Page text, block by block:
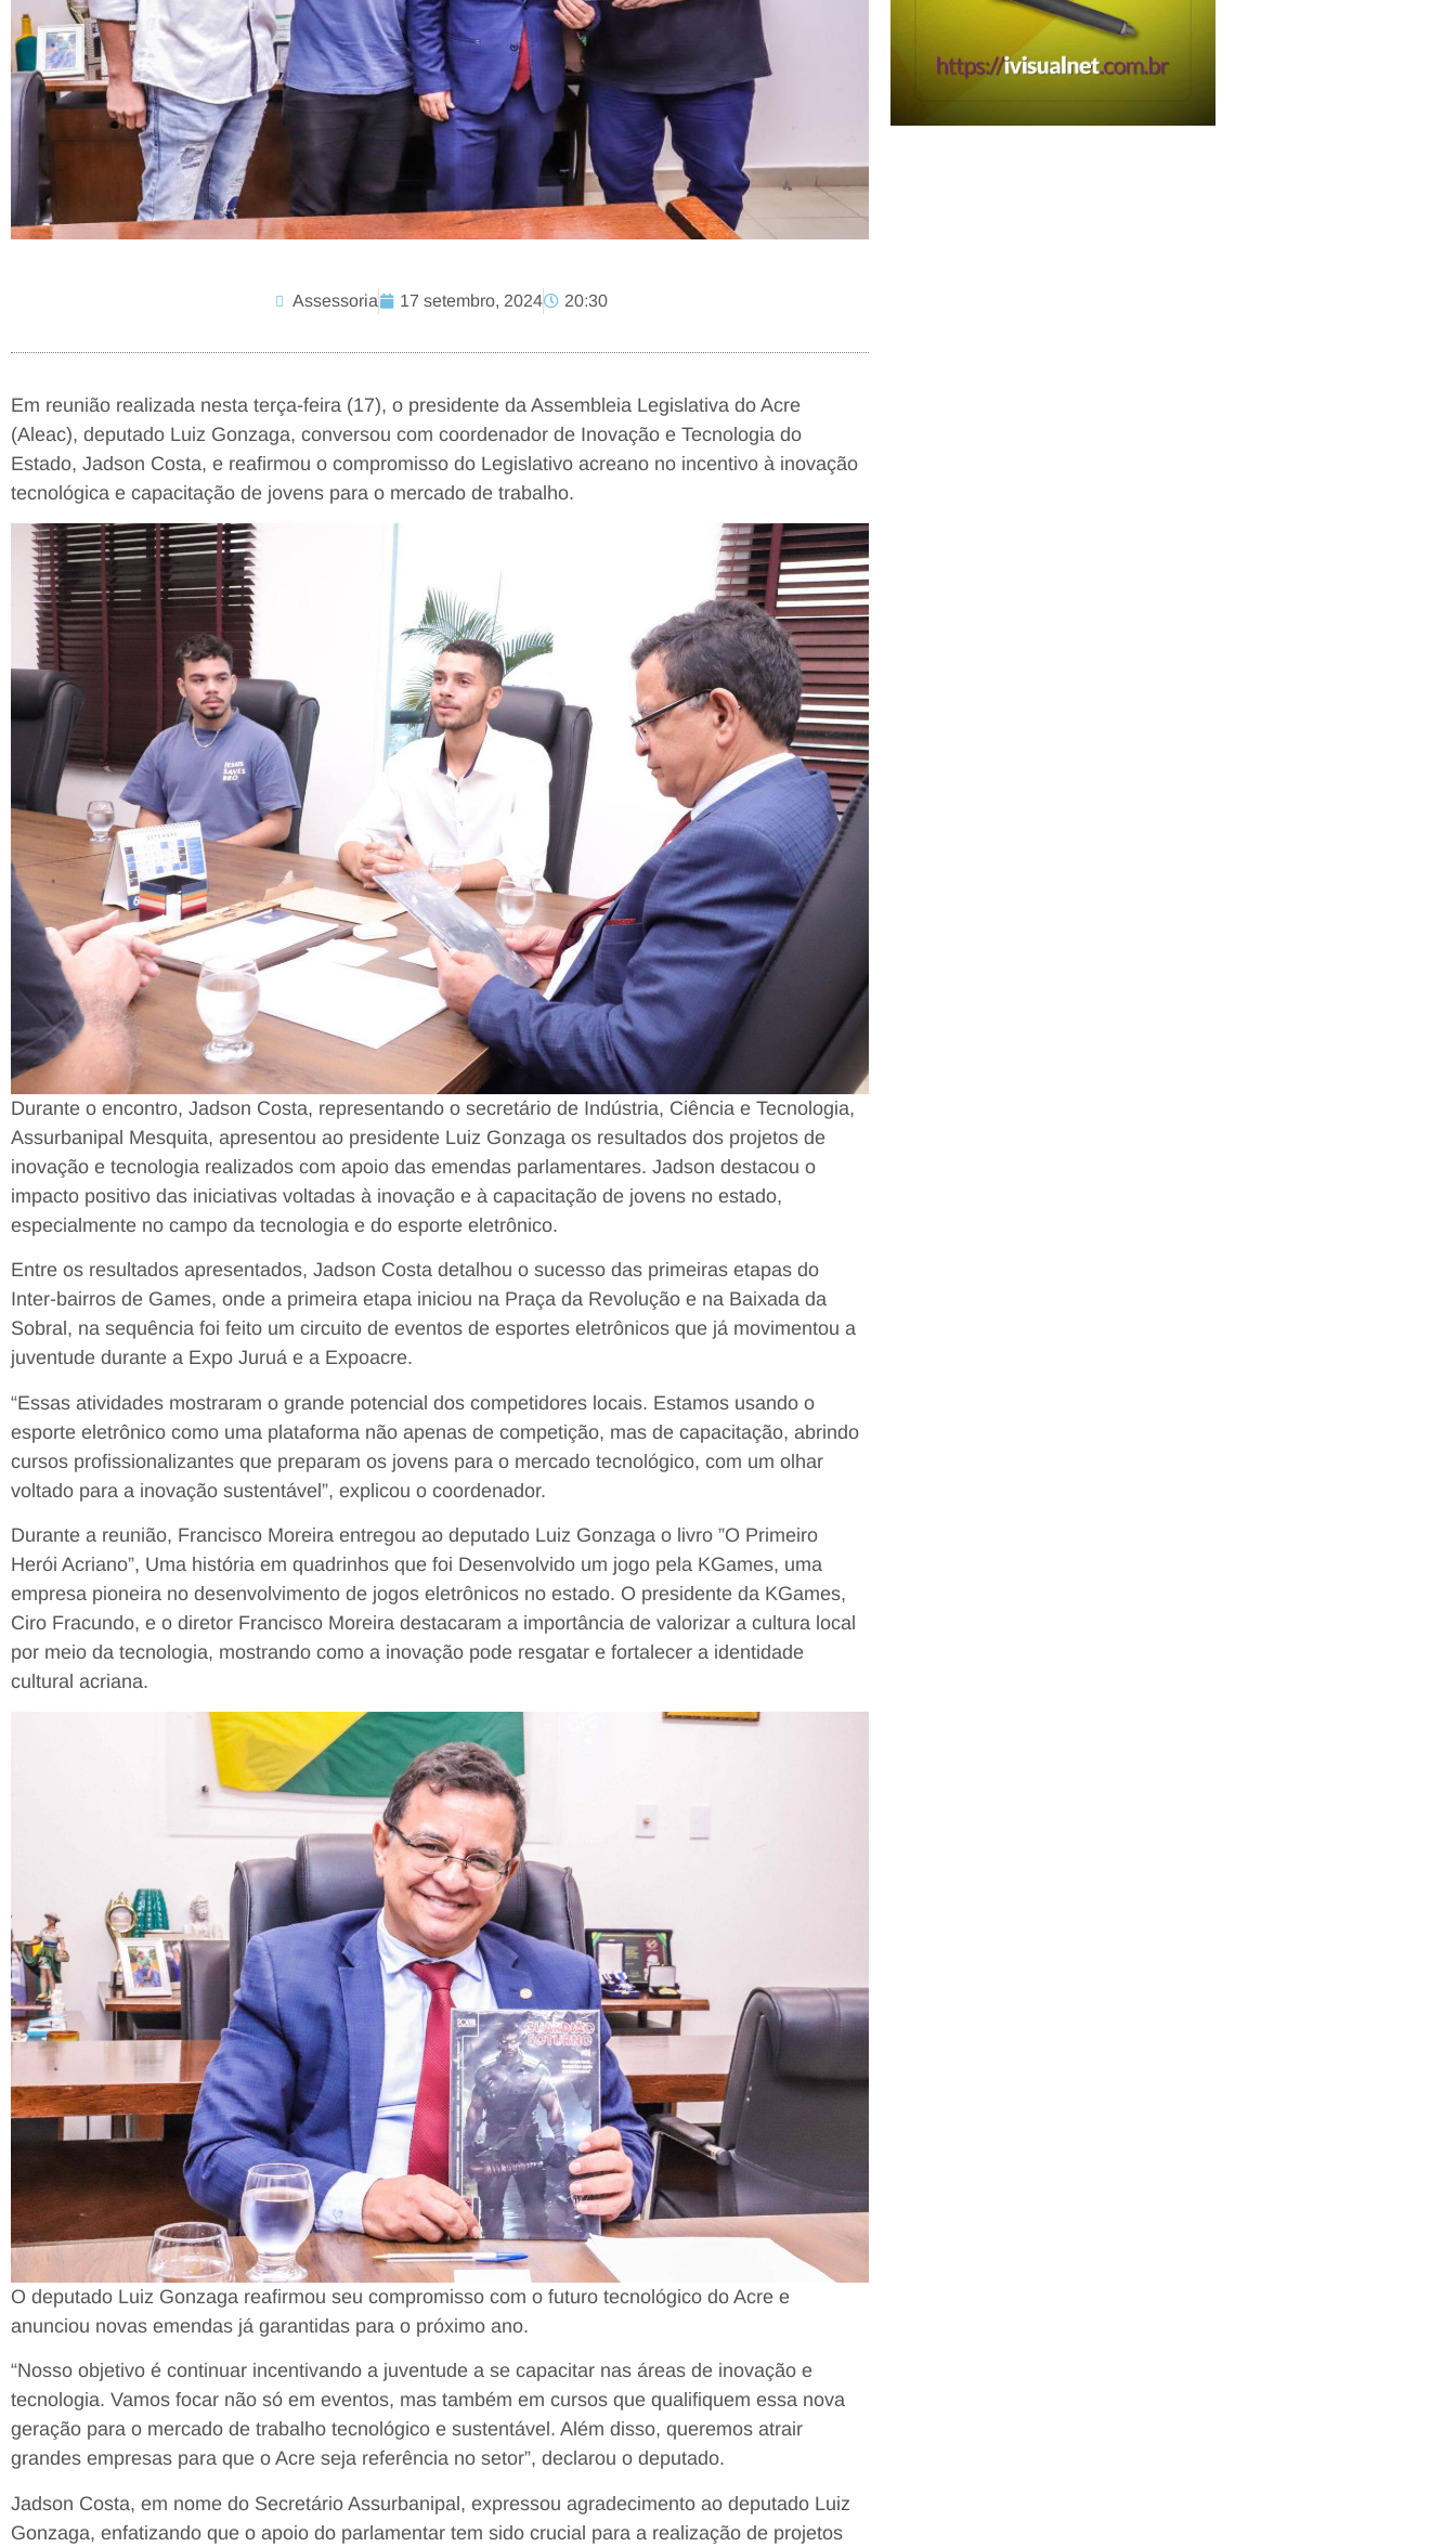
Assessoria 17 setembro, 2024 20:30
Em reunião realizada nesta terça-feira (17), o presidente da Assembleia Legislativa do Acre
(Aleac), deputado Luiz Gonzaga, conversou com coordenador de Inovação e Tecnologia do
Estado, Jadson Costa, e reafirmou o compromisso do Legislativo acreano no incentivo à inovação
tecnológica e capacitação de jovens para o mercado de trabalho.
Durante o encontro, Jadson Costa, representando o secretário de Indústria, Ciência e Tecnologia,
Assurbanipal Mesquita, apresentou ao presidente Luiz Gonzaga os resultados dos projetos de
inovação e tecnologia realizados com apoio das emendas parlamentares. Jadson destacou o
impacto positivo das iniciativas voltadas à inovação e à capacitação de jovens no estado,
especialmente no campo da tecnologia e do esporte eletrônico.
Entre os resultados apresentados, Jadson Costa detalhou o sucesso das primeiras etapas do
Inter-bairros de Games, onde a primeira etapa iniciou na Praça da Revolução e na Baixada da
Sobral, na sequência foi feito um circuito de eventos de esportes eletrônicos que já movimentou a
juventude durante a Expo Juruá e a Expoacre.
“Essas atividades mostraram o grande potencial dos competidores locais. Estamos usando o
esporte eletrônico como uma plataforma não apenas de competição, mas de capacitação, abrindo
cursos profissionalizantes que preparam os jovens para o mercado tecnológico, com um olhar
voltado para a inovação sustentável”, explicou o coordenador.
Durante a reunião, Francisco Moreira entregou ao deputado Luiz Gonzaga o livro ”O Primeiro
Herói Acriano”, Uma história em quadrinhos que foi Desenvolvido um jogo pela KGames, uma
empresa pioneira no desenvolvimento de jogos eletrônicos no estado. O presidente da KGames,
Ciro Fracundo, e o diretor Francisco Moreira destacaram a importância de valorizar a cultura local
por meio da tecnologia, mostrando como a inovação pode resgatar e fortalecer a identidade
cultural acriana.
O deputado Luiz Gonzaga reafirmou seu compromisso com o futuro tecnológico do Acre e
anunciou novas emendas já garantidas para o próximo ano.
“Nosso objetivo é continuar incentivando a juventude a se capacitar nas áreas de inovação e
tecnologia. Vamos focar não só em eventos, mas também em cursos que qualifiquem essa nova
geração para o mercado de trabalho tecnológico e sustentável. Além disso, queremos atrair
grandes empresas para que o Acre seja referência no setor”, declarou o deputado.
Jadson Costa, em nome do Secretário Assurbanipal, expressou agradecimento ao deputado Luiz
Gonzaga, enfatizando que o apoio do parlamentar tem sido crucial para a realização de projetos